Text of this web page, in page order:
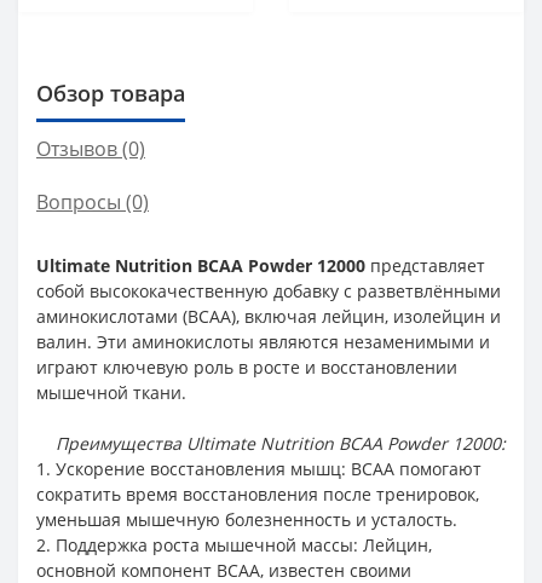
Обзор товара
Отзывов (0)
Вопросы (0)
Ultimate Nutrition BCAA Powder 12000 представляет
собой высококачественную добавку с разветвлёнными
аминокислотами (BCAA), включая лейцин, изолейцин и
валин. Эти аминокислоты являются незаменимыми и
играют ключевую роль в росте и восстановлении
мышечной ткани.
Преимущества Ultimate Nutrition BCAA Powder 12000:
1. Ускорение восстановления мышц: BCAA помогают
сократить время восстановления после тренировок,
уменьшая мышечную болезненность и усталость.
2. Поддержка роста мышечной массы: Лейцин,
основной компонент BCAA, известен своими